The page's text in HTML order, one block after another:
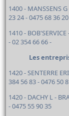
1400 - MANSSENS
23 24 - 0475 68 36 20
1410 - BOB'SERVICE
- 02 354 66 66 -
Les
1420 - SENTERRE
384 56 83 - 0476 50
1420 - DACHY L -
- 0475 55 90 35